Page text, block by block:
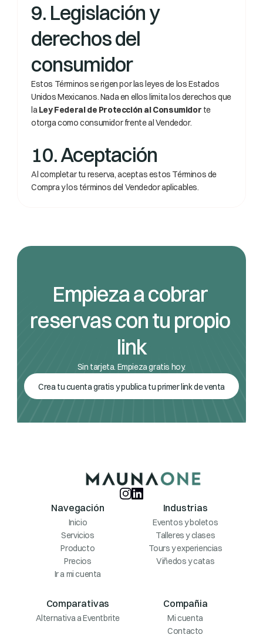
9. Legislación y
derechos del
consumidor
Estos Términos se rigen por las leyes de los Estados
Unidos Mexicanos. Nada en ellos limita los derechos que
la Ley Federal de Protección al Consumidor te
otorga como consumidor frente al Vendedor.
10. Aceptación
Al completar tu reserva, aceptas estos Términos de
Compra y los términos del Vendedor aplicables.
Empieza a cobrar
reservas con tu propio
link
Sin tarjeta. Empieza gratis hoy.
Crea tu cuenta gratis y publica tu primer link de venta
Navegación
Inicio
Servicios
Producto
Precios
Ir a mi cuenta
Industrias
Eventos y boletos
Talleres y clases
Tours y experiencias
Viñedos y catas
Comparativas
Alternativa a Eventbrite
Compañia
Mi cuenta
Contacto